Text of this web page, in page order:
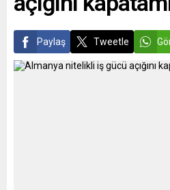
Paylaş Tweetle